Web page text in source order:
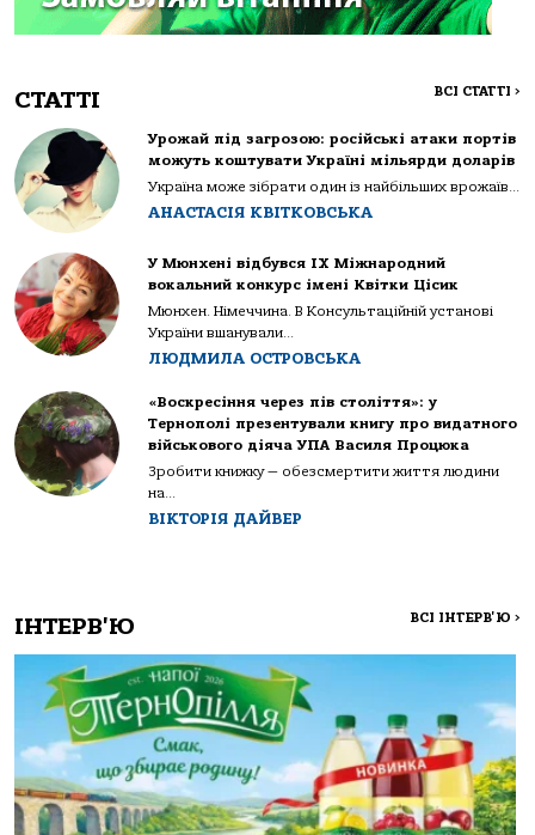
СТАТТІ ВСІ СТАТТІ >
Урожай під загрозою: російські атаки портів
можуть коштувати Україні мільярди доларів
Україна може зібрати один із найбільших врожаїв...
АНАСТАСІЯ КВІТКОВСЬКА
У Мюнхені відбувся IX Міжнародний
вокальний конкурс імені Квітки Цісик
Мюнхен. Німеччина. В Консультаційній установі
України вшанували...
ЛЮДМИЛА ОСТРОВСЬКА
«Воскресіння через пів століття»: у
Тернополі презентували книгу про видатного
військового діяча УПА Василя Процюка
Зробити книжку — обезсмертити життя людини
на...
ВІКТОРІЯ ДАЙВЕР
ІНТЕРВ'Ю ВСІ ІНТЕРВ'Ю >